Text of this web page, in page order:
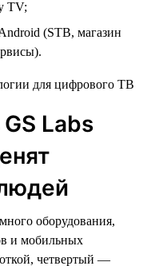
TV;
(STB, магазин
Labs
оборудования,
и мобильных
четвертый —